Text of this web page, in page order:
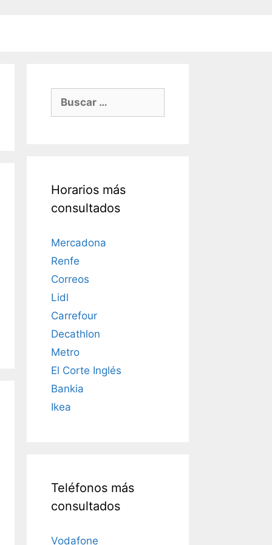
Buscar:
Horarios más
consultados
Mercadona
Renfe
Correos
Lidl
Carrefour
Decathlon
Metro
El Corte Inglés
Bankia
Ikea
Teléfonos más
consultados
Vodafone